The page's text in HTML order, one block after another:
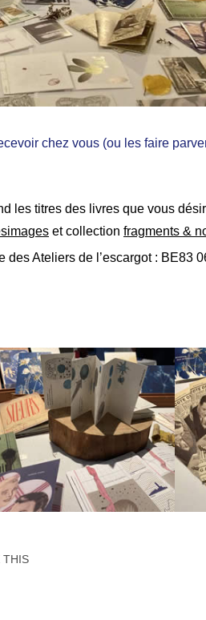
chez vous (ou les faire
les titres des livres que vous
et collection fragments &
des Ateliers de l’escargot : BE83
THIS